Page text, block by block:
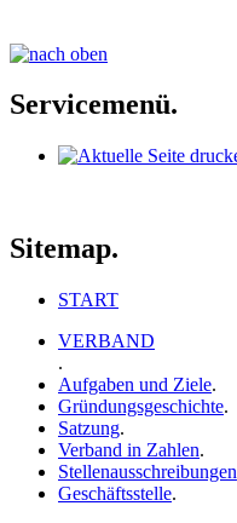
Servicemenü.
Sitemap.
START
VERBAND
.
Aufgaben und Ziele.
Gründungsgeschichte.
Satzung.
Verband in Zahlen.
Stellenausschreibungen
Geschäftsstelle.